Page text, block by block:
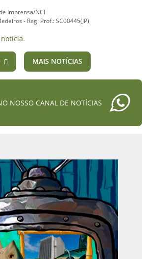
Imprensa/NCI
- Reg. Prof.: SC00445(JP)
MAIS NOTÍCIAS
NOSSO CANAL DE NOTÍCIAS